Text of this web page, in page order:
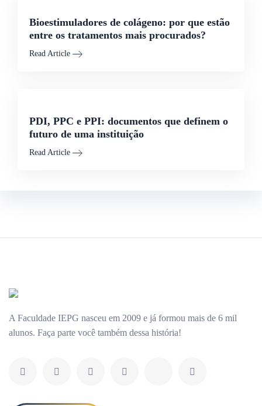
Bioestimuladores de colágeno: por que estão
entre os tratamentos mais procurados?
Read Article
PDI, PPC e PPI: documentos que definem o
futuro de uma instituição
Read Article
A Faculdade IEPG nasceu em 2009 e já formou mais de 6 mil
alunos. Faça parte você também dessa história!